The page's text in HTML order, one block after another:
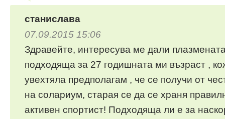
станислава
07.09.2015 15:06
Здравейте, интересува ме дали
подходяща за 27 годишната ми възраст ,
увехтяла предполагам , че се получи от
на солариум, старая се да се храня
активен спортист! Подходяща ли е за